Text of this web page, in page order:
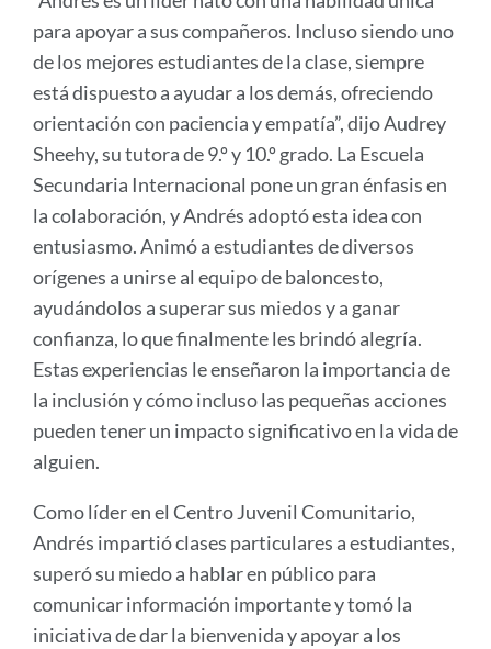
para apoyar a sus compañeros. Incluso siendo uno
de los mejores estudiantes de la clase, siempre
está dispuesto a ayudar a los demás, ofreciendo
orientación con paciencia y empatía”, dijo Audrey
Sheehy, su tutora de 9.º y 10.º grado. La Escuela
Secundaria Internacional pone un gran énfasis en
la colaboración, y Andrés adoptó esta idea con
entusiasmo. Animó a estudiantes de diversos
orígenes a unirse al equipo de baloncesto,
ayudándolos a superar sus miedos y a ganar
confianza, lo que finalmente les brindó alegría.
Estas experiencias le enseñaron la importancia de
la inclusión y cómo incluso las pequeñas acciones
pueden tener un impacto significativo en la vida de
alguien.
Como líder en el Centro Juvenil Comunitario,
Andrés impartió clases particulares a estudiantes,
superó su miedo a hablar en público para
comunicar información importante y tomó la
iniciativa de dar la bienvenida y apoyar a los